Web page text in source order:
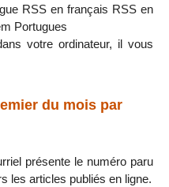
RSS en français RSS en
Portugues
votre ordinateur, il vous
du mois par
présente le numéro paru
les articles publiés en ligne.